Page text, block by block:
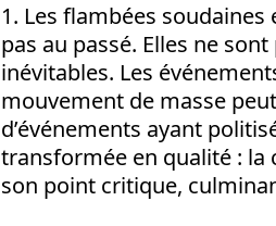
1. Les flambées
pas au passé. Elles ne
inévitables. Les
mouvement de masse
d’événements ayant
transformée en qualité : la
son point critique,